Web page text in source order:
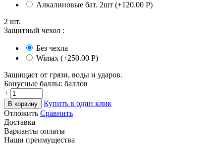
Алкалиновые бат. 2шт (+120.00 Р)
2 шт.
Защитный чехол :
Без чехла
Wimax (+250.00 Р)
Защищает от грязи, воды и ударов.
Бонусные баллы: баллов
+
−
В корзину
Купить в один клик
Отложить Сравнить
Доставка
Варианты оплаты
Наши преимущества